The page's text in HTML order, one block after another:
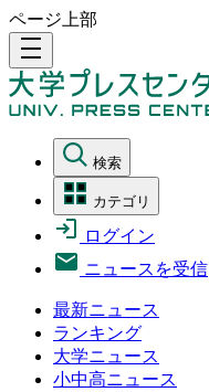
ページ上部
density_medium
検索
カテゴリ
ログイン
ニュースを受信
最新ニュース
ランキング
大学ニュース
小中高ニュース